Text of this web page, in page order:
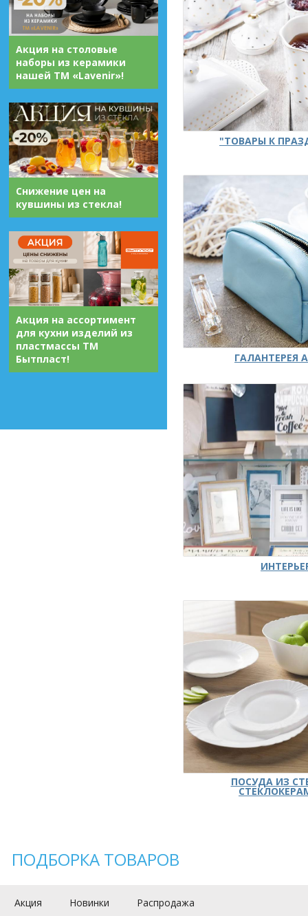
Акция на столовые
наборы из керамики
нашей ТМ «Lavenir»!
Снижение цен на
кувшины из стекла!
Акция на ассортимент
для кухни изделий из
пластмассы ТМ
Бытпласт!
"ТОВАРЫ К
ГАЛАНТЕРЕЯ
ПОСУДА ИЗ
ПОДБОРКА ТОВАРОВ
Акция Новинки Распродажа